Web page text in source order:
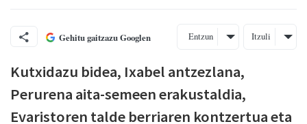
Gehitu gaitzazu Googlen Entzun Itzuli
Kutxidazu bidea, Ixabel antzezlana,
Perurena aita-semeen erakustaldia,
Evaristoren talde berriaren kontzertua eta